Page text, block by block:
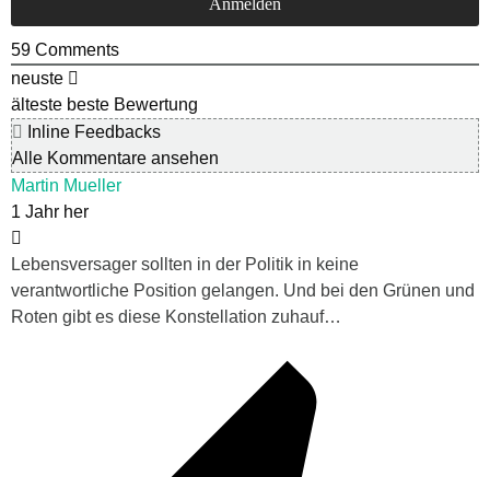
59 Comments
neuste
älteste beste Bewertung
Inline Feedbacks
Alle Kommentare ansehen
Martin Mueller
1 Jahr her
Lebensversager sollten in der Politik in keine
verantwortliche Position gelangen. Und bei den Grünen und
Roten gibt es diese Konstellation zuhauf…